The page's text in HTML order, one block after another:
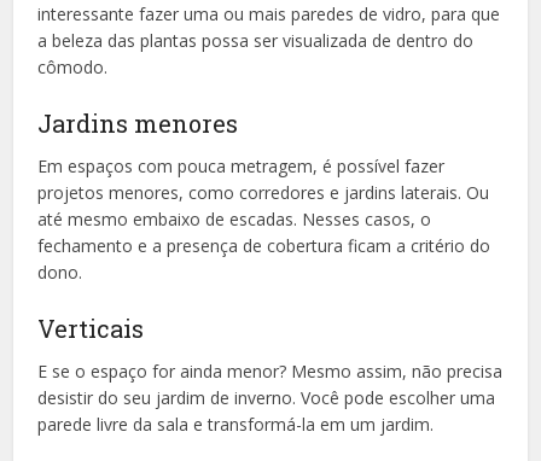
interessante fazer uma ou mais paredes de vidro, para que
a beleza das plantas possa ser visualizada de dentro do
cômodo.
Jardins menores
Em espaços com pouca metragem, é possível fazer
projetos menores, como corredores e jardins laterais. Ou
até mesmo embaixo de escadas. Nesses casos, o
fechamento e a presença de cobertura ficam a critério do
dono.
Verticais
E se o espaço for ainda menor? Mesmo assim, não precisa
desistir do seu jardim de inverno. Você pode escolher uma
parede livre da sala e transformá-la em um jardim.